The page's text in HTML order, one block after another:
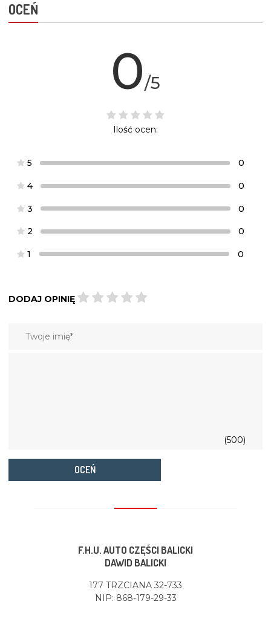
OCEŃ
0/5
Ilość ocen:
5 0
4 0
3 0
2 0
1 0
DODAJ OPINIĘ
(500)
OCEŃ
F.H.U. AUTO CZĘŚCI BALICKI
DAWID BALICKI
177 TRZCIANA 32-733
NIP: 868-179-29-33